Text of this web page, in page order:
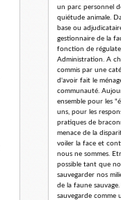
un parc personnel
quiétude animale.
base ou
gestionnaire de la
fonction de
Administration. A
commis par une
d'avoir fait le
communauté.
ensemble pour les
uns, pour les
pratiques de
menace de la
voiler la face et
nous ne sommes.
possible tant que
sauvegarder nos
de la faune
sauvegarde